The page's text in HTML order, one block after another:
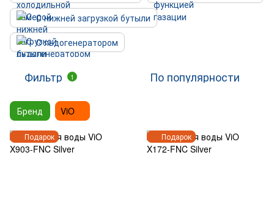
С нижней загрузкой бутыли
С льдогенератором
Фильтр 1 По популярности
Бренд ViO
Подарок Подарок